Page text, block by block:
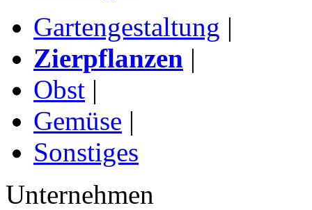
Gartengestaltung |
Zierpflanzen |
Obst |
Gemüse |
Sonstiges
Unternehmen